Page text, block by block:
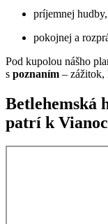
príjemnej hudby,
pokojnej a
Pod kupolou nášho
s poznaním – zážitok,
Betlehemská
patrí k